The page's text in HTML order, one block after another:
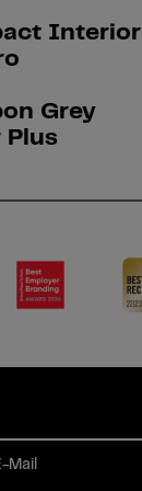
Interior
Grey
Mail